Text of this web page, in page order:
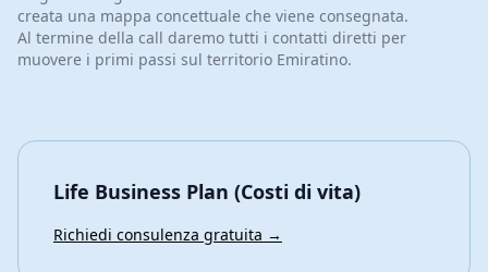
creata una mappa concettuale che viene consegnata.
Al termine della call daremo tutti i contatti diretti per
muovere i primi passi sul territorio Emiratino.
Life Business Plan (Costi di vita)
Richiedi consulenza gratuita →